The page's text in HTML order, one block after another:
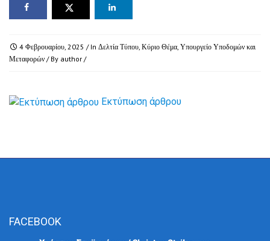
4 Φεβρουαρίου, 2025 / In Δελτία Τύπου, Κύριο Θέμα, Υπουργείο Υποδομών και
Μεταφορών / By author /
Εκτύπωση άρθρου
FACEBOOK